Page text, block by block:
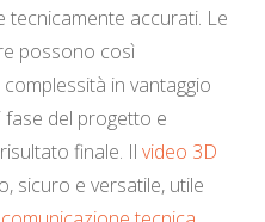
tecnicamente accurati. Le
possono così
in vantaggio
del progetto e
finale. Il video 3D
sicuro e versatile, utile